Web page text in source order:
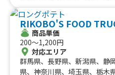
んカルピス、和風チキンカツ
ーグルトアイス（龍眼ハニー
トラテ、日替りランチ、葱唐
ンオーバーライス、飛騨牛コ
黒みつがけ）、チキンサテ（
っ缶みかん、クラムチャウダ
ゆポテト、ビール、ホットワ
モネード、チーズハットグ、
タン串、ハラミ串 、牛タン丼
勢たまりしょうゆからあげ、
RIKOBO'S FOOD
商品単価
200〜1,200円
対応エリア
群馬県、長野県、新潟県、静
県、神奈川県、埼玉県、栃木